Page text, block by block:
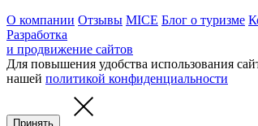
О компании Отзывы MICE Блог о туризме
Разработка
и продвижение сайтов
Для повышения удобства использования
нашей политикой конфиденциальности
Принять